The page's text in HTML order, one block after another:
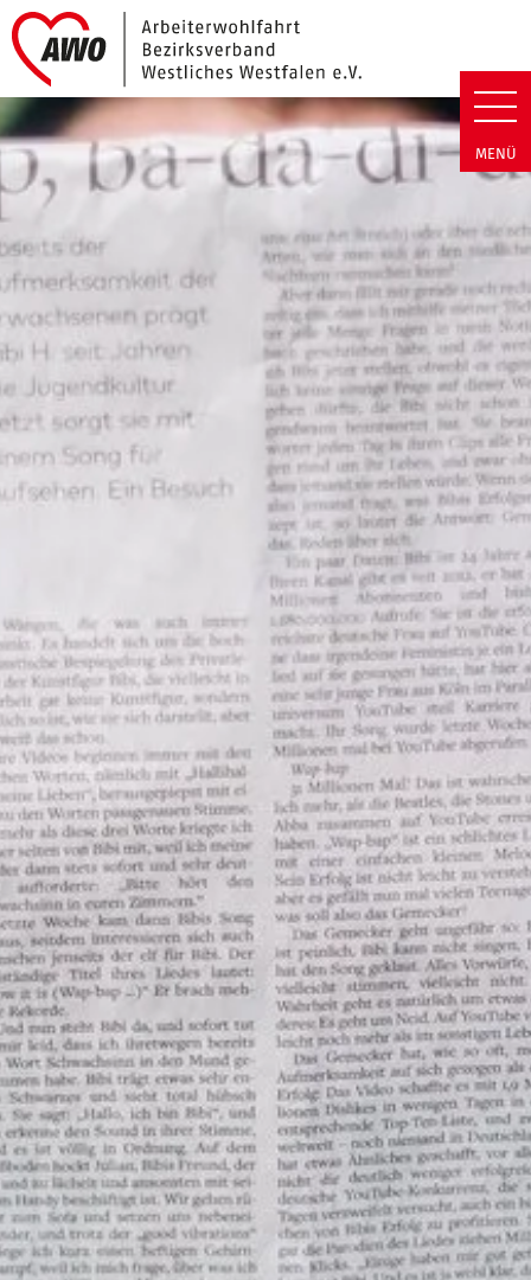
Arbeiterwohlfahrt Bezirk
MENÜ